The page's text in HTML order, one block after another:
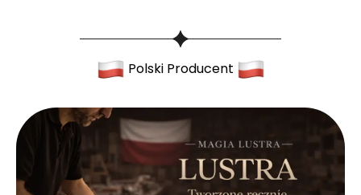
Polski Producent